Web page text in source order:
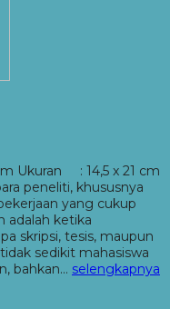
: 14,5 x 21 cm
peneliti, khususnya
yang cukup
adalah ketika
skripsi, tesis, maupun
sedikit mahasiswa
bahkan… selengkapnya